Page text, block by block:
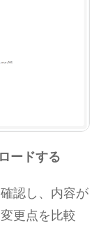
ードする
認し、内容が
更点を比較